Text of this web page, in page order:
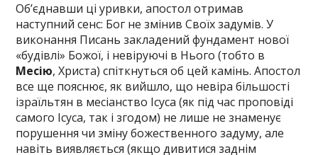
Об’єднавши ці уривки, апостол отримав
наступний сенс: Бог не змінив Своїх задумів. У
виконання Писань закладений фундамент нової
«будівлі» Божої, і невіруючі в Нього (тобто в
Месію, Христа) спіткнуться об цей камінь. Апостол
все ще пояснює, як вийшло, що невіра більшості
ізраїльтян в месіанство Ісуса (як під час проповіді
самого Ісуса, так і згодом) не лише не знаменує
порушення чи зміну божественного задуму, але
навіть виявляється (якщо дивитися заднім